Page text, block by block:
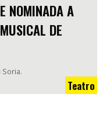
NOMINADA A
DE
Teatro